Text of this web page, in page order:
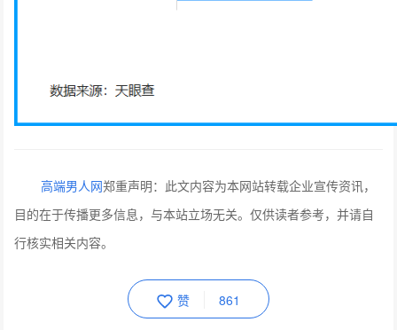
高端男人网郑重声明：此文内容为本网站转载企业宣传资讯，
目的在于传播更多信息，与本站立场无关。仅供读者参考，并请自
行核实相关内容。
赞 861